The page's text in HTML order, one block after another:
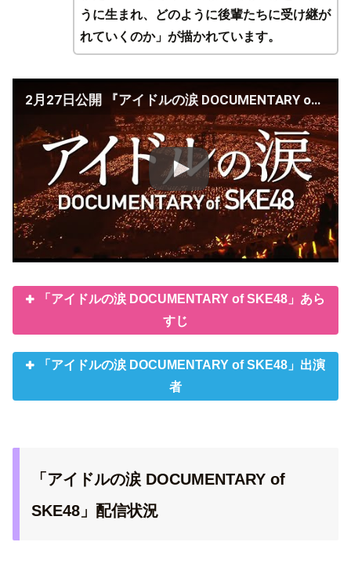
うに生まれ、どのように後輩たちに受け継が
れていくのか」が描かれています。
2月27日公開 『アイドルの涙 DOCUMENTARY of SKE48』予告編
「アイドルの涙 DOCUMENTARY of SKE48」あら
すじ
「アイドルの涙 DOCUMENTARY of SKE48」出演
者
「アイドルの涙 DOCUMENTARY of
SKE48」配信状況